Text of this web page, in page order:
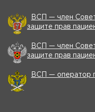
ВСП — член
защите прав
ВСП — член
защите прав
ВСП — оператор